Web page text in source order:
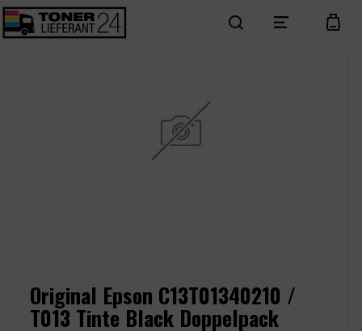
search menu cart
Original Epson C13T01340210 /
T013 Tinte Black Doppelpack